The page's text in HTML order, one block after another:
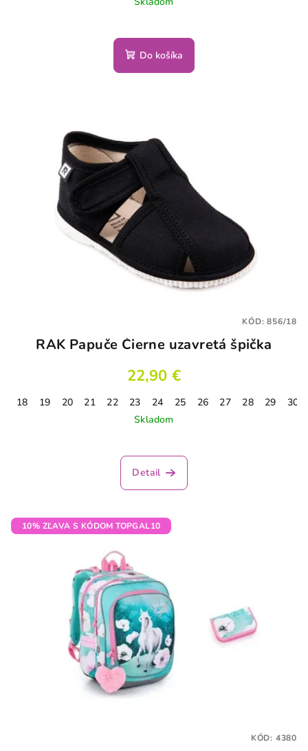
Do košíka
RAK Papuče Čierne uzavretá špička
22,90 €
18 19 20 21 22 23 24 25 26 27 28 29
30
Skladom
Detail
KÓD:856/18
10% ZĽAVA S KÓDOM TOPGAL10
KÓD: 4380